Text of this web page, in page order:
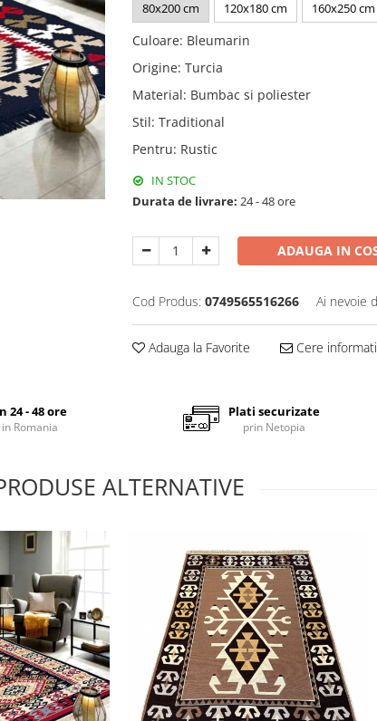
80x200 cm 120x180 cm 160x250 cm
Culoare: Bleumarin
Origine: Turcia
Material: Bumbac si poliester
Stil: Traditional
Pentru: Rustic
IN STOC
Durata de livrare: 24 - 48 ore
ADAUGA IN
Cod Produs: 0749565516266 Ai nevoie
Adauga la Favorite Cere
24 - 48 ore
Romania
Plati securizate
prin Netopia
ALTERNATIVE